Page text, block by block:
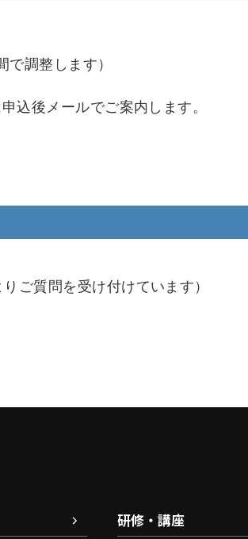
で調整します）
込後メールでご案内します。
りご質問を受け付けています）
研修・講座